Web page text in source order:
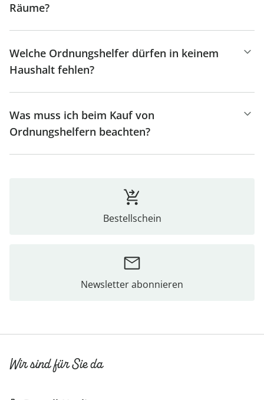
Räume?
Welche Ordnungshelfer dürfen in keinem
Haushalt fehlen?
Was muss ich beim Kauf von
Ordnungshelfern beachten?
Bestellschein
Newsletter abonnieren
Wir sind für Sie da